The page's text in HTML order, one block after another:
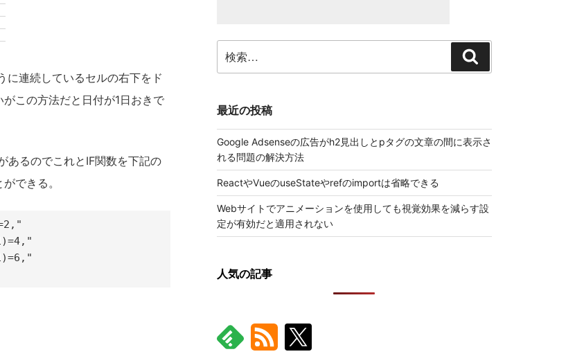
に連続しているセルの右下をド
この方法だと日付が1日おきで
あるのでこれとIF関数を下記の
できる。
索:
索
最近の投稿
Google Adsenseの広告がh2見出しとpタグの文章の間に表示さ
れる問題の解決方法
ReactやVueのuseStateやrefのimportは省略できる
Webサイトでアニメーションを使用しても視覚効果を減らす設
定が有効だと適用されない
人気の記事